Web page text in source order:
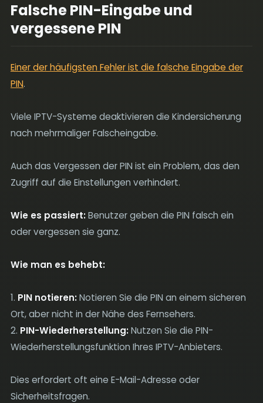
Falsche PIN-Eingabe und
vergessene PIN
Einer der häufigsten Fehler ist die falsche Eingabe der
PIN.
Viele IPTV-Systeme deaktivieren die Kindersicherung
nach mehrmaliger Falscheingabe.
Auch das Vergessen der PIN ist ein Problem, das den
Zugriff auf die Einstellungen verhindert.
Wie es passiert:Benutzer geben die PIN falsch ein
oder vergessen sie ganz.
Wie man es behebt:
1. PIN notieren:Notieren Sie die PIN an einem sicheren
Ort, aber nicht in der Nähe des Fernsehers.
2. PIN-Wiederherstellung:Nutzen Sie die PIN-
Wiederherstellungsfunktion Ihres IPTV-Anbieters.
Dies erfordert oft eine E-Mail-Adresse oder
Sicherheitsfragen.